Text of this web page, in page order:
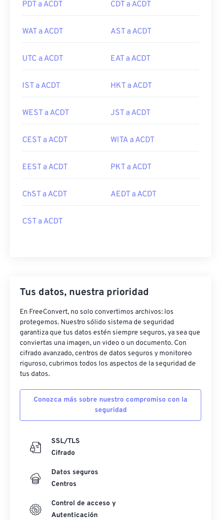
PDT a ACDT CDT a ACDT
WAT a ACDT AST a ACDT
UTC a ACDT EAT a ACDT
IST a ACDT HKT a ACDT
WEST a ACDT JST a ACDT
CEST a ACDT WITA a ACDT
EEST a ACDT PKT a ACDT
ChST a ACDT AEDT a ACDT
CST a ACDT
Tus datos, nuestra prioridad
En FreeConvert, no solo convertimos archivos: los
protegemos. Nuestro sólido sistema de seguridad
garantiza que tus datos estén siempre seguros, ya sea que
conviertas una imagen, un video o un documento. Con
cifrado avanzado, centros de datos seguros y monitoreo
riguroso, cubrimos todos los aspectos de la seguridad de
tus datos.
Conozca más sobre nuestro compromiso con la
seguridad
SSL/TLS
Cifrado
Datos seguros
Centros
Control de acceso y
Autenticación